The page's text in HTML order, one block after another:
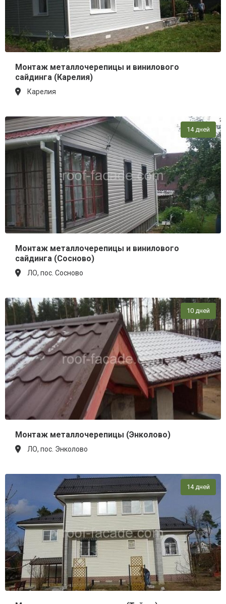
Монтаж металлочерепицы и винилового
сайдинга (Карелия)
Карелия
14 дней
Монтаж металлочерепицы и винилового
сайдинга (Сосново)
ЛО, пос. Сосново
10 дней
Монтаж металлочерепицы (Энколово)
ЛО, пос. Энколово
14 дней